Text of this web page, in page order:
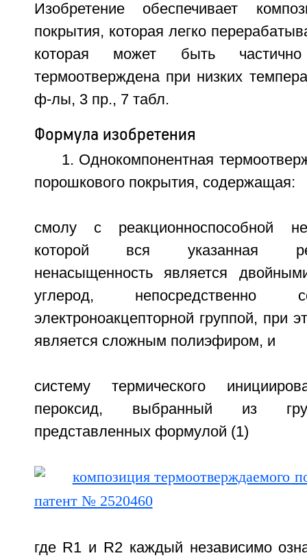
Изобретение обеспечивает
покрытия, которая легко
которая может быть
термоотверждена при низких
ф-лы, 3 пр., 7 табл.
Формула изобретения
1. Однокомпонентная
порошкового покрытия, содержащая:
смолу с реакционноспособной
которой вся указанная
ненасыщенность является
углерод, непосредственно
электроноакцепторной группой, при
является сложным полиэфиром, и
систему термического
пероксид, выбранный из
представленных формулой (1)
где R1 и R2 каждый независимо